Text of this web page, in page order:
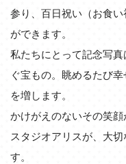
参り、百日祝い（お食
ができます。
私たちにとって記念写
ぐ宝もの。眺めるたび
を増します。
かけがえのないその笑顔
スタジオアリスが、大
す。